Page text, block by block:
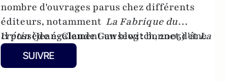
nombre d'ouvrages parus chez différents
éditeurs, notamment La Fabrique du
crétin(Jean-Claude Gawsewitch, 2005) etLa
société pornographique
Il possède également un blog :bonnet d'âne
SUIVRE